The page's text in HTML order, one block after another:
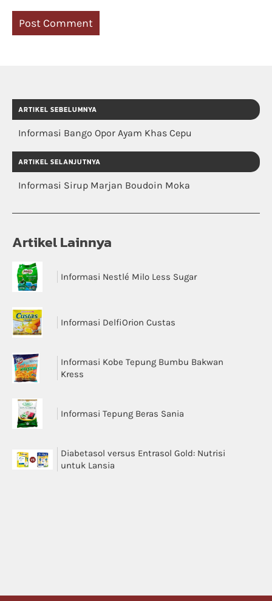
ARTIKEL SEBELUMNYA
Informasi Bango Opor Ayam Khas Cepu
ARTIKEL SELANJUTNYA
Informasi Sirup Marjan Boudoin Moka
Artikel Lainnya
Informasi Nestlé Milo Less Sugar
Informasi DelfiOrion Custas
Informasi Kobe Tepung Bumbu Bakwan
Kress
Informasi Tepung Beras Sania
Diabetasol versus Entrasol Gold: Nutrisi
untuk Lansia